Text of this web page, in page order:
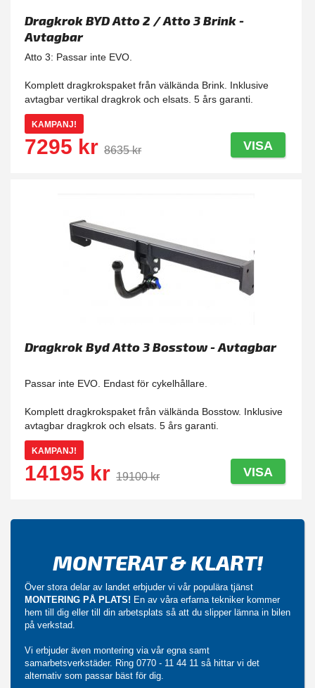
Dragkrok BYD Atto 2 / Atto 3 Brink -
Avtagbar
Atto 3: Passar inte EVO.
Komplett dragkrokspaket från välkända Brink. Inklusive
avtagbar vertikal dragkrok och elsats. 5 års garanti.
KAMPANJ!
7295 kr 8635 kr VISA
Dragkrok Byd Atto 3 Bosstow - Avtagbar
Passar inte EVO. Endast för cykelhållare.
Komplett dragkrokspaket från välkända Bosstow. Inklusive
avtagbar dragkrok och elsats. 5 års garanti.
KAMPANJ!
14195 kr 19100 kr VISA
MONTERAT & KLART!
Över stora delar av landet erbjuder vi vår populära tjänst
MONTERING PÅ PLATS! En av våra erfarna tekniker kommer
hem till dig eller till din arbetsplats så att du slipper lämna in bilen
på verkstad.
Vi erbjuder även montering via vår egna samt
samarbetsverkstäder. Ring 0770 - 11 44 11 så hittar vi det
alternativ som passar bäst för dig.